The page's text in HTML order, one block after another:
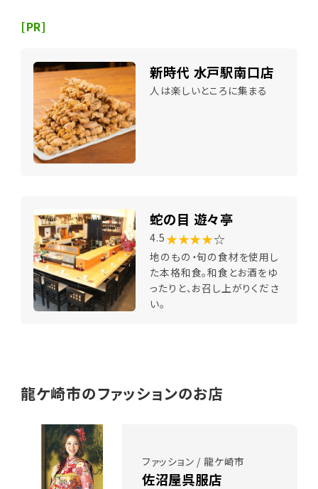
[PR]
新時代 水戸駅南口店
人は楽しいところに集まる
蛇の目 遊々亭
4.5 ★★★★☆
地のもの・旬の食材を使用し
た本格和食。和食とお酒をゆ
ったりと、お召し上がりくださ
い。
龍ケ崎市のファッションのお店
ファッション / 龍ケ崎市
佐沼屋呉服店